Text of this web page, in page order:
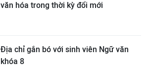
văn hóa trong thời kỳ đổi mới
Địa chỉ gắn bó với sinh viên Ngữ văn
khóa 8